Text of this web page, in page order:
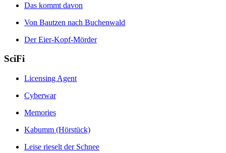
Das kommt davon
Von Bautzen nach Buchenwald
Der Eier-Kopf-Mörder
SciFi
Licensing Agent
Cyberwar
Memories
Kabumm (Hörstück)
Leise rieselt der Schnee